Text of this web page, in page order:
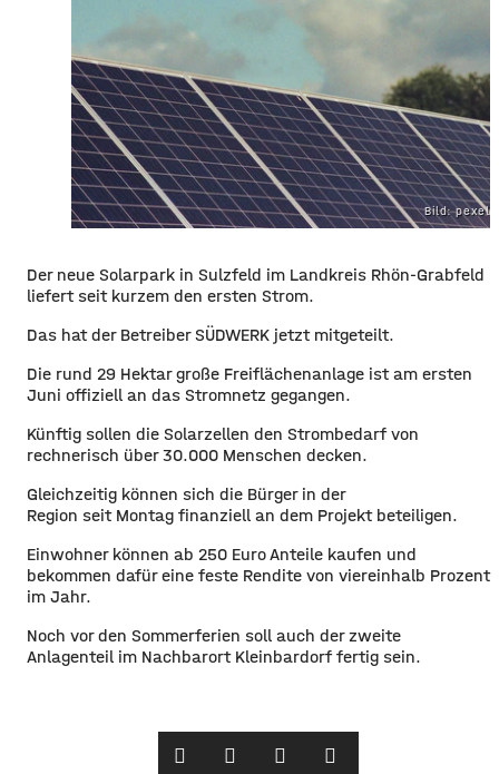
Bild:
Der neue Solarpark in Sulzfeld im Landkreis Rhön-Grabfeld
liefert seit kurzem den ersten Strom.
Das hat der Betreiber SÜDWERK jetzt mitgeteilt.
Die rund 29 Hektar große Freiflächenanlage ist am ersten
Juni offiziell an das Stromnetz gegangen.
Künftig sollen die Solarzellen den Strombedarf von
rechnerisch über 30.000 Menschen decken.
Gleichzeitig können sich die Bürger in der
Region seit Montag finanziell an dem Projekt beteiligen.
Einwohner können ab 250 Euro Anteile kaufen und
bekommen dafür eine feste Rendite von viereinhalb Prozent
im Jahr.
Noch vor den Sommerferien soll auch der zweite
Anlagenteil im Nachbarort Kleinbardorf fertig sein.